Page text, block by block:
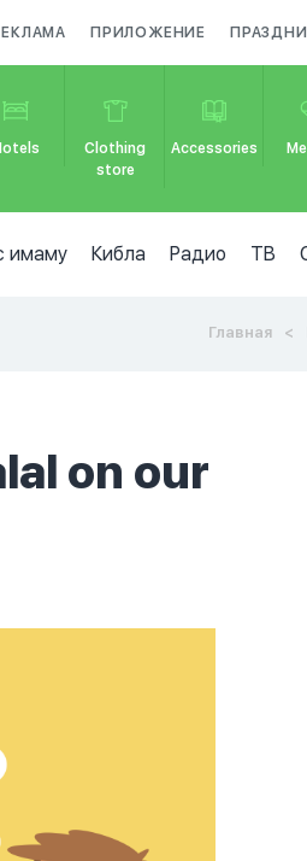
ПРИЛОЖЕНИЕ
Clothing
store
Accessories
имаму Кибла Радио ТВ
Главная
on our